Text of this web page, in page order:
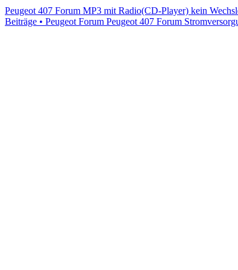
Peugeot 407 Forum MP3 mit Radio(CD-Player) kein
Beiträge • Peugeot Forum Peugeot 407 Forum